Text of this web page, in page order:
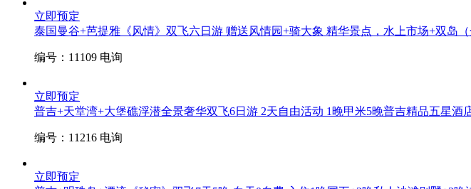
立即预定
泰国曼谷+芭提雅《风情》双飞六日游 赠送风情园+骑大象 精华景点，水上市场+双岛（
编号：11109 电询
立即预定
普吉+天堂湾+大堡礁浮潜全景奢华双飞6日游 2天自由活动 1晚甲米5晚普吉精品五星酒
编号：11216 电询
立即预定